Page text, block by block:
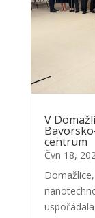
V
centrum
Čvn 18,